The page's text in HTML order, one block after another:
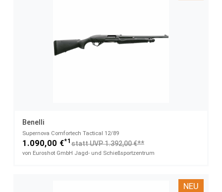
Benelli
Supernova Comfortech Tactical​ 12/89
1.090,00 €*1 statt UVP 1.392,00 €**
von Euroshot GmbH Jagd- und Schießsportzentrum
NEU